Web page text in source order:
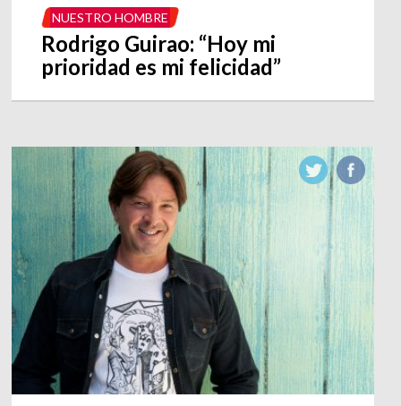
NUESTRO HOMBRE
Rodrigo Guirao: “Hoy mi
prioridad es mi felicidad”